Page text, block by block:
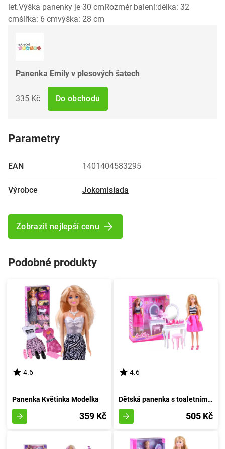
let.Výška panenky je 30 cmRozměr balení:délka: 32
cmšířka: 6 cmvýška: 28 cm
Panenka Emily v plesových šatech
335 Kč Do obchodu
Parametry
EAN 1401404583295
Výrobce Jokomisiada
Zobrazit nejlepší cenu
Podobné produkty
4.6
Panenka Květinka Modelka
359 Kč
4.6
Dětská panenka s toaletním stolečkem Lily
505 Kč